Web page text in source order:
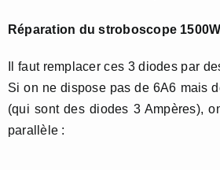
Réparation du stroboscope 1500W
Il faut remplacer ces 3 diodes par
Si on ne dispose pas de 6A6 mais
(qui sont des diodes 3 Ampères),
parallèle :